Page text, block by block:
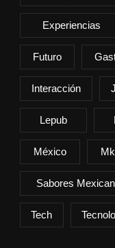
Experiencias
Futuro
Interacción
Lepub
México
Sabores
Tech